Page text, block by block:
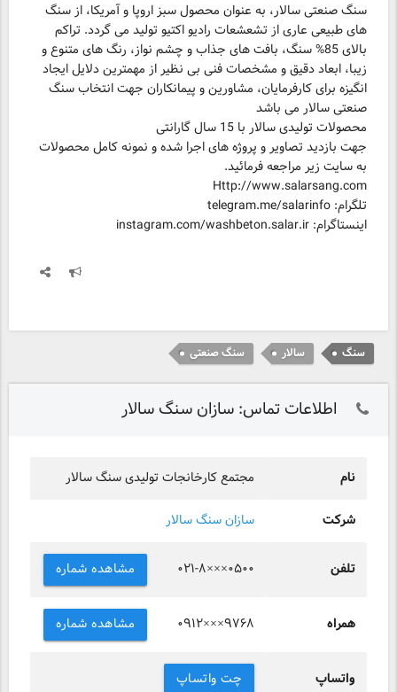
سنگ صنعتی سالار، به عنوان محصول سبز اروپا و آمریکا، از سنگ
های طبیعی عاری از تشعشعات رادیو اکتیو تولید می گردد. تراکم
بالای 85% سنگ، بافت های جذاب و چشم نواز، رنگ های متنوع و
زیبا، ابعاد دقیق و مشخصات فنی بی نظیر از مهمترین دلایل ایجاد
انگیزه برای کارفرمایان، مشاورین و پیمانکاران جهت انتخاب سنگ
جهت بازدید تصاویر و پروژه های اجرا شده و نمونه کامل محصولات
اینستاگرام: instagram.com/washbeton.salar.ir
سنگ سالار سنگ صنعتی
اطلاعات تماس: سازان سنگ سالار
نام مجتمع کارخانجات تولیدی سنگ سالار
شرکت سازان سنگ سالار
تلفن ۰۲۱-۸×××۰۵۰۰ مشاهده شماره
همراه ۰۹۱۲×××۹۷۶۸ مشاهده شماره
واتساپ چت واتساپ